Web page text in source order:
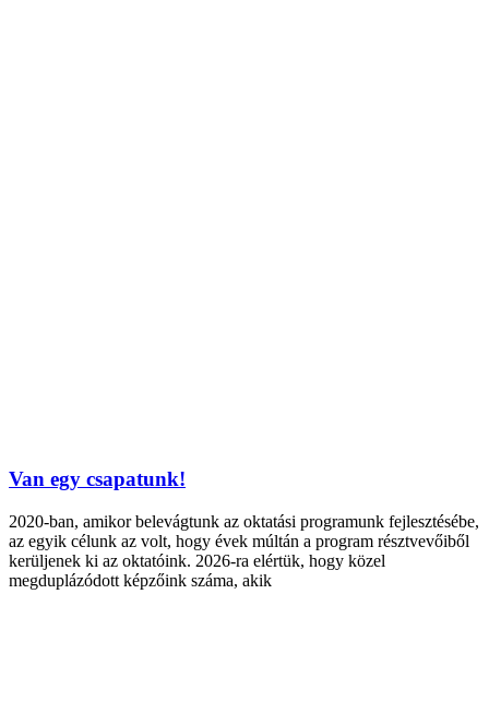
Van egy csapatunk!
2020-ban, amikor belevágtunk az oktatási programunk fejlesztésébe,
az egyik célunk az volt, hogy évek múltán a program résztvevőiből
kerüljenek ki az oktatóink. 2026-ra elértük, hogy közel
megduplázódott képzőink száma, akik